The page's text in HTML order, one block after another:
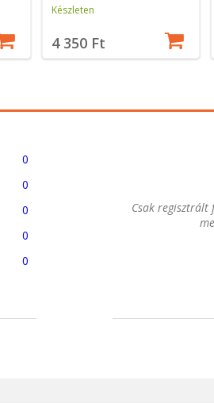
Készleten
4 350 Ft
0
0
0
0
0
Csak regisztrált